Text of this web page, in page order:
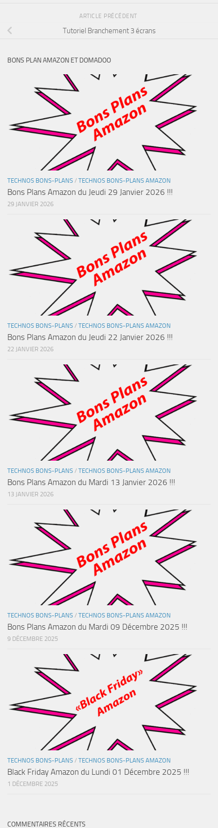
ARTICLE PRÉCÉDENT
Tutoriel Branchement 3 écrans
BONS PLAN AMAZON ET DOMADOO
TECHNOS BONS-PLANS / TECHNOS BONS-PLANS AMAZON
Bons Plans Amazon du Jeudi 29 Janvier 2026 !!!
29 JANVIER 2026
TECHNOS BONS-PLANS / TECHNOS BONS-PLANS AMAZON
Bons Plans Amazon du Jeudi 22 Janvier 2026 !!!
22 JANVIER 2026
TECHNOS BONS-PLANS / TECHNOS BONS-PLANS AMAZON
Bons Plans Amazon du Mardi 13 Janvier 2026 !!!
13 JANVIER 2026
TECHNOS BONS-PLANS / TECHNOS BONS-PLANS AMAZON
Bons Plans Amazon du Mardi 09 Décembre 2025 !!!
9 DÉCEMBRE 2025
TECHNOS BONS-PLANS / TECHNOS BONS-PLANS AMAZON
Black Friday Amazon du Lundi 01 Décembre 2025 !!!
1 DÉCEMBRE 2025
COMMENTAIRES RÉCENTS